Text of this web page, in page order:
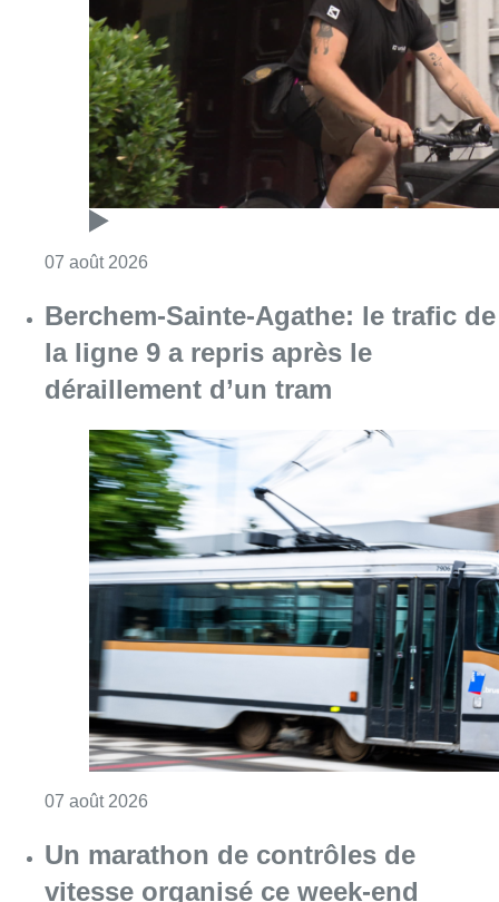
Berchem-Sainte-Agathe: le trafic de
la ligne 9 a repris après le
déraillement d’un tram
07 août 2026Consulter l'article "Berchem-Sainte-Agathe:
Un marathon de contrôles de
vitesse organisé ce week-end